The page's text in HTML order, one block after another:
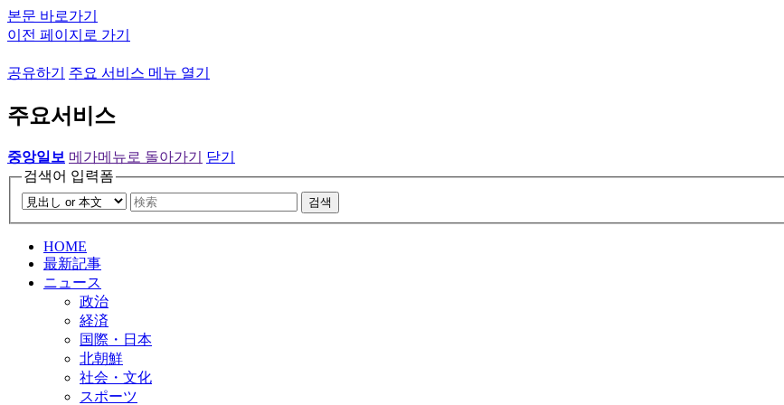
본문 바로가기
이전 페이지로 가기
공유하기 주요 서비스 메뉴 열기
주요서비스
중앙일보 메가메뉴로 돌아가기
닫기
검색어 입력폼
검색
HOME
最新記事
ニュース
政治
経済
国際・日本
北朝鮮
社会・文化
スポーツ